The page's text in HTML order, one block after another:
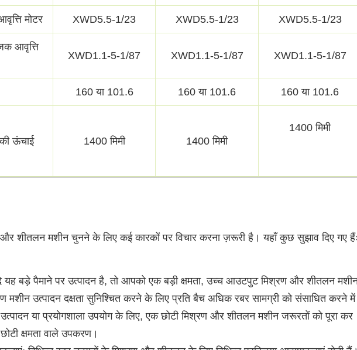
मोटर XWD5.5-1/23 XWD5.5-1/23 XWD5.5-1/23
आवृत्ति
XWD1.1-5-1/87 XWD1.1-5-1/87 XWD1.1-5-1/87
160 या 101.6 160 या 101.6 160 या 101.6
ऊंचाई 1400 मिमी 1400 मिमी
1400 मिमी
शीतलन मशीन चुनने के लिए कई कारकों पर विचार करना ज़रूरी है। यहाँ कुछ सुझाव दिए गए
यह बड़े पैमाने पर उत्पादन है, तो आपको एक बड़ी क्षमता, उच्च आउटपुट मिश्रण और शीतलन
उत्पादन दक्षता सुनिश्चित करने के लिए प्रति बैच अधिक रबर सामग्री को संसाधित करने में
या प्रयोगशाला उपयोग के लिए, एक छोटी मिश्रण और शीतलन मशीन जरूरतों को पूरा कर
क्षमता वाले उपकरण।